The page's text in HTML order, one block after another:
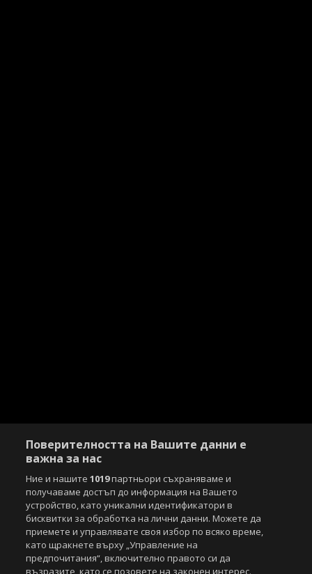
Поверителността на Вашите данни е
важна за нас
Ние и нашите1019партньори съхраняваме и
получаваме достъп до информация на Вашето
устройство, като уникални идентификатори в
бисквитки за обработка на лични данни. Можете да
приемете и управлявате своя избор по всяко време,
като щракнете върху „Управление на
предпочитания“, включително правото си да
възразите, като се позовете на законен интерес.